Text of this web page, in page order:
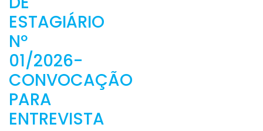
ESTAGIÁRIO
Nº
01/2026-
CONVOCAÇÃO
PARA
ENTREVISTA